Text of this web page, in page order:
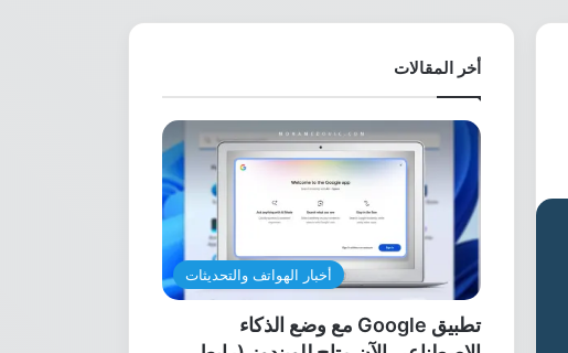
أخر المقالات
أخبار الهواتف والتحديثات
تطبيق Google مع وضع الذكاء